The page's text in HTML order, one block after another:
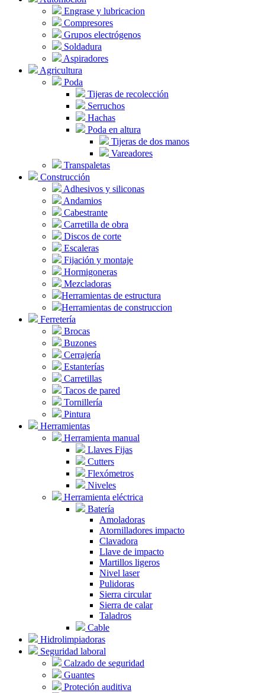
Engrase y lubricacion
Compresores
Grupos electrógenos
Soldadura
Aspiradores
Agricultura
Poda
Tijeras de recolección
Serruchos
Hachas
Poda en altura
Tijeras de dos manos
Vareadores
Transpaletas
Construcción
Adhesivos y siliconas
Andamios
Cabestrante
Carretilla de obra
Discos de corte
Escaleras
Fijación y montaje
Hormigoneras
Mezcladoras
Herramientas de estructura
Herramientas de construccion
Ferretería
Brocas
Buzones
Cerrajería
Estanterías
Carretillas
Tacos de pared
Tornillería
Pintura
Herramientas
Herramienta manual
Llaves Fijas
Cutters
Flexómetros
Niveles
Herramienta eléctrica
Batería
Amoladoras
Atornilladores impacto
Clavadora
Llave de impacto
Martillos ligeros
Nivel laser
Pulidoras
Sierra circular
Sierra de calar
Taladros
Cable
Hidrolimpiadoras
Seguridad laboral
Calzado de seguridad
Guantes
Proteción auditiva